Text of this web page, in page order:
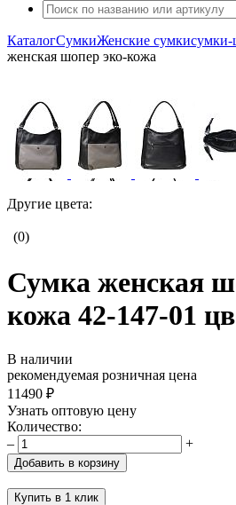
КаталогСумкиЖенские сумки
женская шопер эко-кожа
Другие цвета:
(0)
Сумка женская
кожа 42-147-01
В наличии
рекомендуемая розничная цена
11490 ₽
Узнать оптовую цену
Количество:
–
+
Добавить в корзину
Купить в 1 клик